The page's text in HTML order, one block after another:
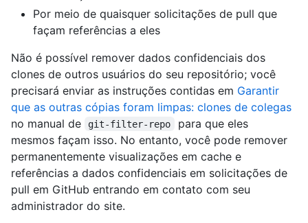
Por meio de quaisquer solicitações de pull que
façam referências a eles
Não é possível remover dados confidenciais dos
clones de outros usuários do seu repositório; você
precisará enviar as instruções contidas em Garantir
que as outras cópias foram limpas: clones de colegas
no manual de
git-filter-repo
para que eles
mesmos façam isso. No entanto, você pode remover
permanentemente visualizações em cache e
referências a dados confidenciais em solicitações de
pull em GitHub entrando em contato com seu
administrador do site.